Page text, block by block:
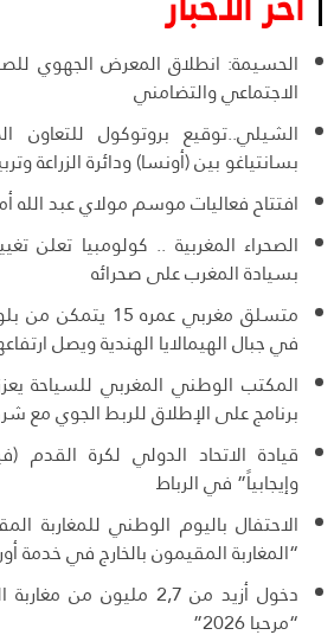
الحسيمة: انطلاق المعرض الجهوي
الاجتماعي والتضامني
الشيلي..توقيع بروتوكول للتعاون
بسانتياغو بين (أونسا) ودائرة الزراعة
افتتاح فعاليات موسم مولاي عبد الله
الصحراء المغربية .. كولومبيا تعلن
بسيادة المغرب على صحرائه
في جبال الهيمالايا الهندية ويصل ارتفاعها 6250
المكتب الوطني المغربي للسياحة
برنامج على الإطلاق للربط الجوي مع
قيادة الاتحاد الدولي لكرة القدم
وإيجابياً” في الرباط
الاحتفال باليوم الوطني للمغاربة
“المغاربة المقيمون بالخارج في خدمة
دخول أزيد من 2,7 مليون
“مرحبا 2026”